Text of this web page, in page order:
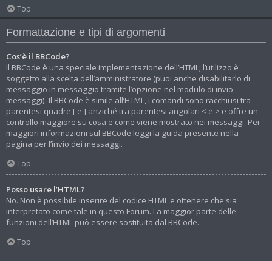
Top
Formattazione e tipi di argomenti
Cos’è il BBCode?
Il BBCode è una speciale implementazione dell’HTML; l’utilizzo è
soggetto alla scelta dell’amministratore (puoi anche disabilitarlo di
messaggio in messaggio tramite l’opzione nel modulo di invio
messaggi). Il BBCode è simile all’HTML, i comandi sono racchiusi tra
parentesi quadre [ e ] anziché tra parentesi angolari < e > e offre un
controllo maggiore su cosa e come viene mostrato nei messaggi. Per
maggiori informazioni sul BBCode leggi la guida presente nella
pagina per l’invio dei messaggi.
Top
Posso usare l’HTML?
No. Non è possibile inserire del codice HTML e ottenere che sia
interpretato come tale in questo Forum. La maggior parte delle
funzioni dell’HTML può essere sostituita dal BBCode.
Top